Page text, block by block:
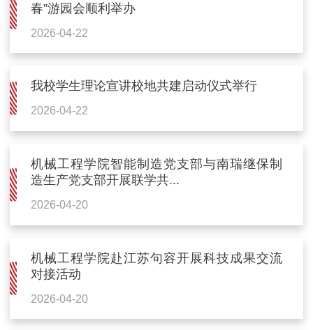
春”游园会顺利举办
2026-04-22
我校学生理论宣讲校地共建启动仪式举行
2026-04-22
机械工程学院智能制造党支部与南瑞继保制
造生产党支部开展联学共...
2026-04-20
机械工程学院赴江苏句容开展科技成果交流
对接活动
2026-04-20